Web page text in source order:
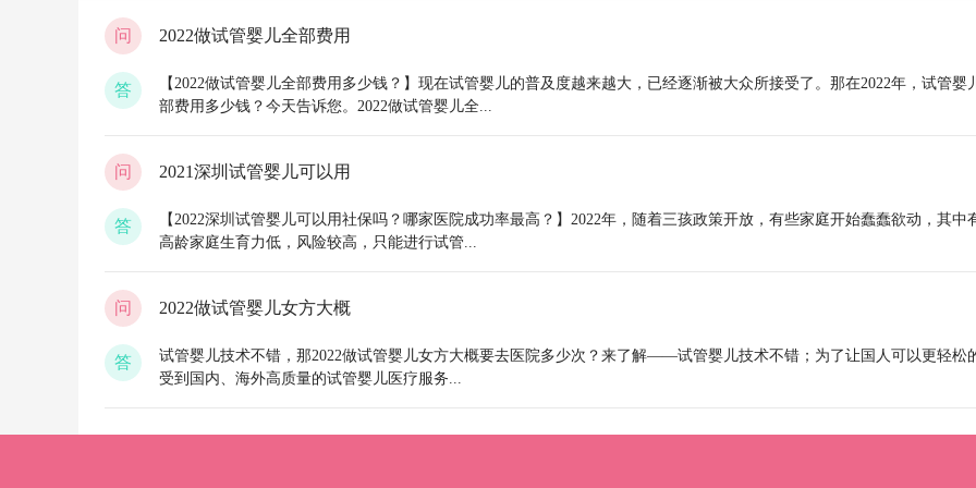
问 2022做试管婴儿全部费用
答
【2022做试管婴儿全部费用多少钱？】现在试管婴儿的普及度越来越大，已经逐渐被大众所接受了。那在2022年，试管婴
部费用多少钱？今天告诉您。2022做试管婴儿全...
问 2021深圳试管婴儿可以用
答
【2022深圳试管婴儿可以用社保吗？哪家医院成功率最高？】2022年，随着三孩政策开放，有些家庭开始蠢蠢欲动，其中
高龄家庭生育力低，风险较高，只能进行试管...
问 2022做试管婴儿女方大概
答
试管婴儿技术不错，那2022做试管婴儿女方大概要去医院多少次？来了解——试管婴儿技术不错；为了让国人可以更轻松
受到国内、海外高质量的试管婴儿医疗服务...